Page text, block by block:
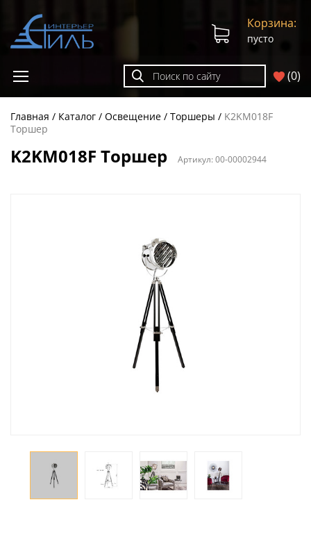
(0)
Корзина:
пусто
Главная Каталог Освещение Торшеры
K2KM018F
Торшер
K2KM018F Торшер Артикул:00-00002944